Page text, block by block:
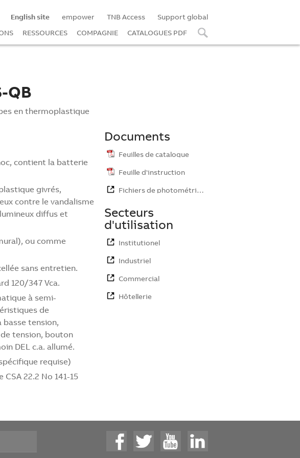
English site empower TNB Access
Support global
RESSOURCES COMPAGNIE CATALOGUES PDF
QB
en thermoplastique
contient la batterie
givrés,
contre le vandalisme
diffus et
ou comme
sans entretien.
120/347 Vca.
à semi-
de
tension,
tension, bouton
DEL c.a. allumé.
requise)
22.2 No 141-15
Documents
Feuilles de catalogue
Feuille d'instruction
Fichiers de photométrie…
Secteurs
d'utilisation
Institutionel
Industriel
Commercial
Hôtellerie